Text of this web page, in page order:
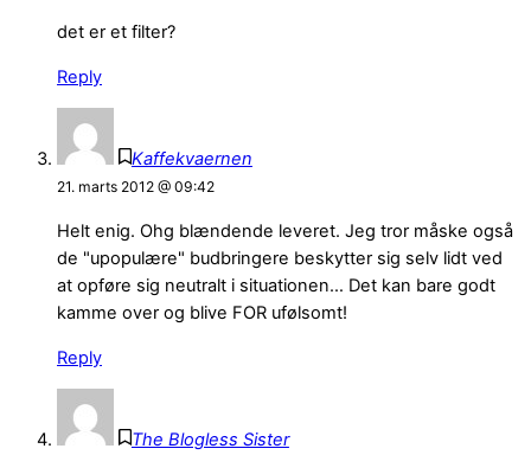
det er et filter?
Reply
Kaffekvaernen
21. marts 2012 @ 09:42
Helt enig. Ohg blændende leveret. Jeg tror måske også
de "upopulære" budbringere beskytter sig selv lidt ved
at opføre sig neutralt i situationen… Det kan bare godt
kamme over og blive FOR ufølsomt!
Reply
The Blogless Sister